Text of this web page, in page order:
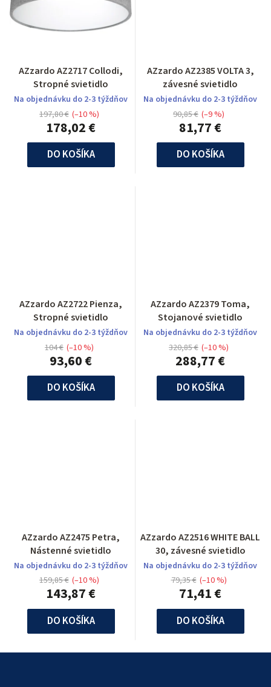
AZzardo AZ2717 Collodi,
Stropné svietidlo
Na objednávku do 2-3 týždňov
178,02 €
197,80 € (–10 %)
DO KOŠÍKA
AZzardo AZ2385 VOLTA 3,
závesné svietidlo
Na objednávku do 2-3 týždňov
81,77 €
90,85 € (–9 %)
DO KOŠÍKA
AZzardo AZ2722 Pienza,
Stropné svietidlo
Na objednávku do 2-3 týždňov
93,60 €
104 € (–10 %)
DO KOŠÍKA
AZzardo AZ2379 Toma,
Stojanové svietidlo
Na objednávku do 2-3 týždňov
288,77 €
320,85 € (–10 %)
DO KOŠÍKA
AZzardo AZ2475 Petra,
Nástenné svietidlo
Na objednávku do 2-3 týždňov
143,87 €
159,85 € (–10 %)
DO KOŠÍKA
AZzardo AZ2516 WHITE BALL
30, závesné svietidlo
Na objednávku do 2-3 týždňov
71,41 €
79,35 € (–10 %)
DO KOŠÍKA